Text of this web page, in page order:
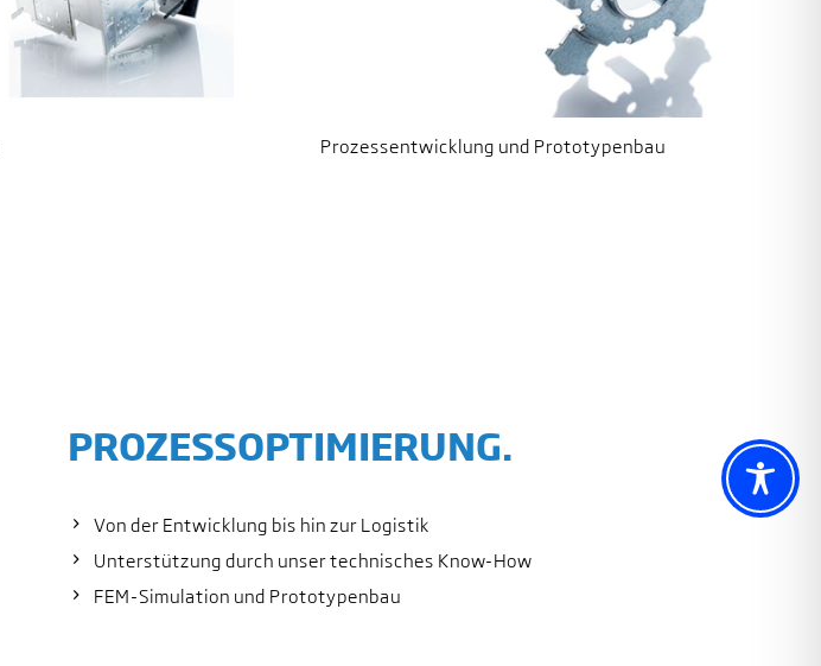
Prozessentwicklung und Prototypenbau
PROZESSOPTIMIERUNG.
Von der Entwicklung bis hin zur Logistik
Unterstützung durch unser technisches Know-How
FEM-Simulation und Prototypenbau